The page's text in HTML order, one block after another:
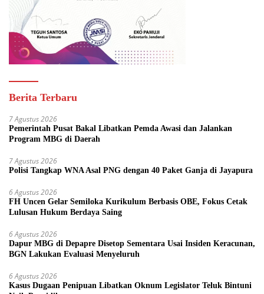
Berita Terbaru
7 Agustus 2026
Pemerintah Pusat Bakal Libatkan Pemda Awasi dan Jalankan
Program MBG di Daerah
7 Agustus 2026
Polisi Tangkap WNA Asal PNG dengan 40 Paket Ganja di Jayapura
6 Agustus 2026
FH Uncen Gelar Semiloka Kurikulum Berbasis OBE, Fokus Cetak
Lulusan Hukum Berdaya Saing
6 Agustus 2026
Dapur MBG di Depapre Disetop Sementara Usai Insiden Keracunan,
BGN Lakukan Evaluasi Menyeluruh
6 Agustus 2026
Kasus Dugaan Penipuan Libatkan Oknum Legislator Teluk Bintuni